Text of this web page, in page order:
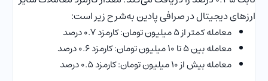
ارزهای دیجیتال در صرافی پادین به‌شرح زیر است:
معامله کمتر از ۵ میلیون تومان: کارمزد ۰.۷ درصد
معامله بین ۵ تا ۱۰ میلیون تومان: کارمزد ۰.۶ درصد
معامله بیش از ۱۰ میلیون تومان: کارمزد ۰.۵ درصد